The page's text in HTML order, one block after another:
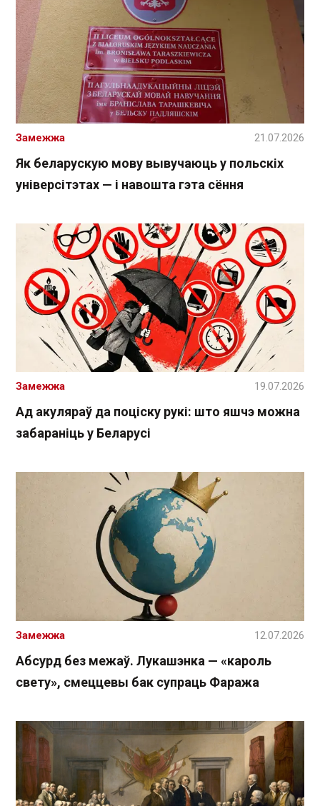
Як беларускую мову вывучаюць у польскіх
універсітэтах — і навошта гэта сёння
Замежжа 21.07.2026
Ад акуляраў да поціску рукі: што яшчэ можна
забараніць у Беларусі
Замежжа 19.07.2026
Абсурд без межаў. Лукашэнка — «кароль
свету», смеццевы бак супраць Фаража
Замежжа 12.07.2026